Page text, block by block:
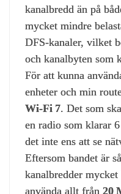
kanalbredd än på
mycket mindre
DFS‑kanaler, vilket
och kanalbyten som
För att kunna
enheter och min
Wi‑Fi 7. Det som
en radio som klarar
det inte ens att se
Eftersom bandet är
kanalbredder
använda allt från 20